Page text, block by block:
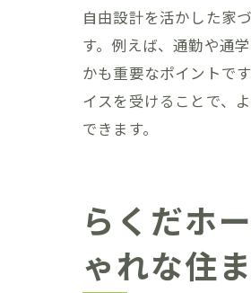
自由設計を活かした家
す。例えば、通勤や通
かも重要なポイントで
イスを受けることで、
できます。
らくだホ
ゃれな住